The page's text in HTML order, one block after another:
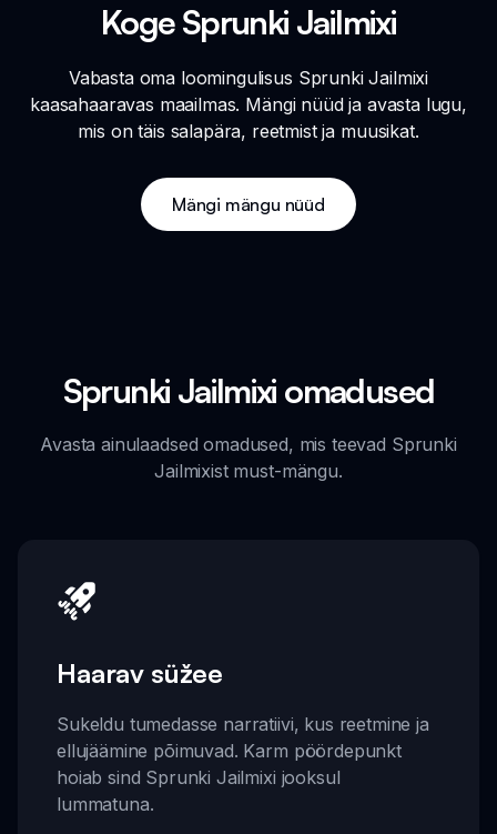
Koge Sprunki Jailmixi
Vabasta oma loomingulisus Sprunki Jailmixi
kaasahaaravas maailmas. Mängi nüüd ja avasta lugu,
mis on täis salapära, reetmist ja muusikat.
Mängi mängu nüüd
Sprunki Jailmixi omadused
Avasta ainulaadsed omadused, mis teevad Sprunki
Jailmixist must-mängu.
Haarav süžee
Sukeldu tumedasse narratiivi, kus reetmine ja
ellujäämine põimuvad. Karm pöördepunkt
hoiab sind Sprunki Jailmixi jooksul
lummatuna.